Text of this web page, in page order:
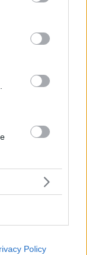
party tags to
below Google
Policy